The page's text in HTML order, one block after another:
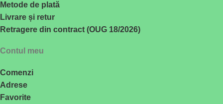
Metode de plată
Livrare și retur
Retragere din contract (OUG 18/2026)
Contul meu
Comenzi
Adrese
Favorite